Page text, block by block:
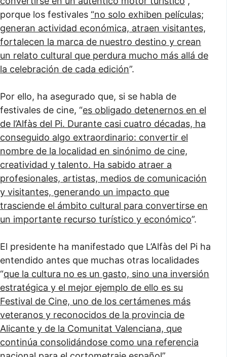
porque los festivales “no solo exhiben películas;
generan actividad económica, atraen visitantes,
fortalecen la marca de nuestro destino y crean
un relato cultural que perdura mucho más allá de
la celebración de cada edición”.
Por ello, ha asegurado que, si se habla de
festivales de cine, “es obligado detenernos en el
de l’Alfàs del Pi. Durante casi cuatro décadas, ha
conseguido algo extraordinario: convertir el
nombre de la localidad en sinónimo de cine,
creatividad y talento. Ha sabido atraer a
profesionales, artistas, medios de comunicación
y visitantes, generando un impacto que
trasciende el ámbito cultural para convertirse en
un importante recurso turístico y económico”.
El presidente ha manifestado que L’Alfàs del Pi ha
entendido antes que muchas otras localidades
“que la cultura no es un gasto, sino una inversión
estratégica y el mejor ejemplo de ello es su
Festival de Cine, uno de los certámenes más
veteranos y reconocidos de la provincia de
Alicante y de la Comunitat Valenciana, que
continúa consolidándose como una referencia